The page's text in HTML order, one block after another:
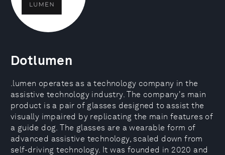
Dotlumen
.lumen operates as a technology company in the
assistive technology industry. The company's main
product is a pair of glasses designed to assist the
visually impaired by replicating the main features of
a guide dog. The glasses are a wearable form of
advanced assistive technology, scaled down from
self-driving technology. It was founded in 2020 and